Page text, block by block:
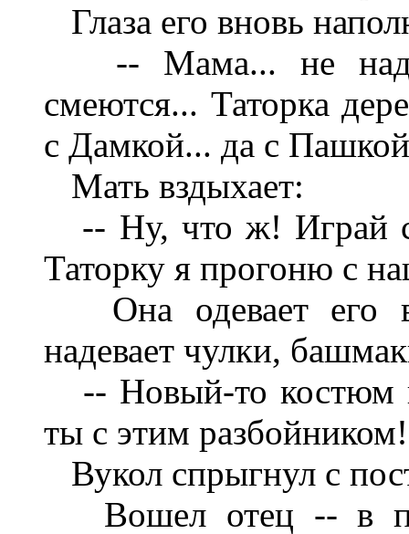
Глаза его вновь
-- Мама... не надо
смеются... Таторка
с Дамкой... да с
Мать вздыхает:
-- Ну, что ж! Играй
Таторку я прогоню с
Она одевает его
надевает чулки,
-- Новый-то костюм
ты с этим
Вукол спрыгнул с
Вошел отец -- в